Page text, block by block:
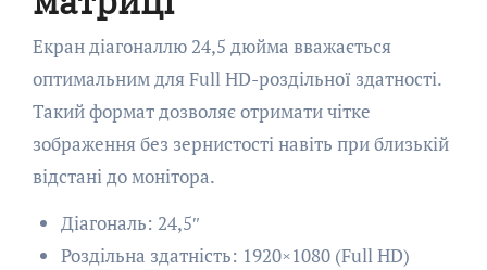
Екран діагоналлю 24,5 дюйма вважається
оптимальним для Full HD-роздільної здатності.
Такий формат дозволяє отримати чітке
зображення без зернистості навіть при близькій
відстані до монітора.
Діагональ: 24,5″
Роздільна здатність: 1920×1080 (Full HD)